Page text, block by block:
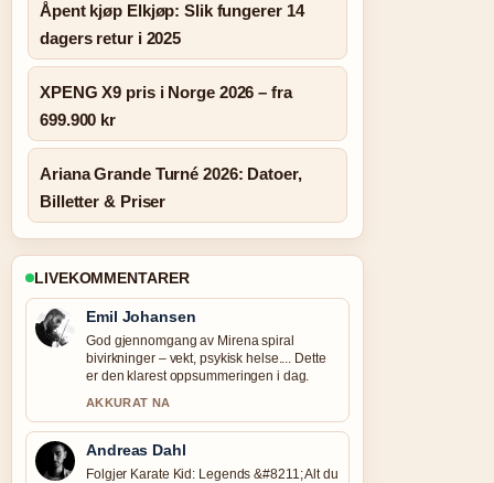
Åpent kjøp Elkjøp: Slik fungerer 14
dagers retur i 2025
XPENG X9 pris i Norge 2026 – fra
699.900 kr
Ariana Grande Turné 2026: Datoer,
Billetter & Priser
LIVEKOMMENTARER
Emil Johansen
God gjennomgang av Mirena spiral
bivirkninger – vekt, psykisk helse.... Dette
er den klarest oppsummeringen i dag.
AKKURAT NA
Andreas Dahl
Folgjer Karate Kid: Legends &#8211; Alt du